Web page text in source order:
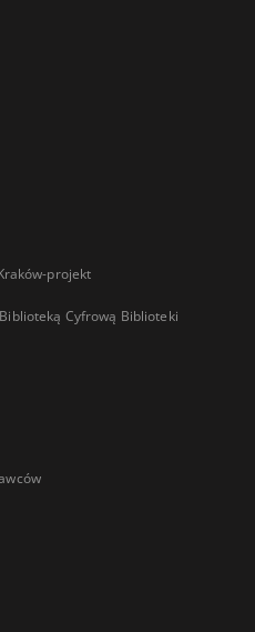
projekt
Cyfrową Biblioteki